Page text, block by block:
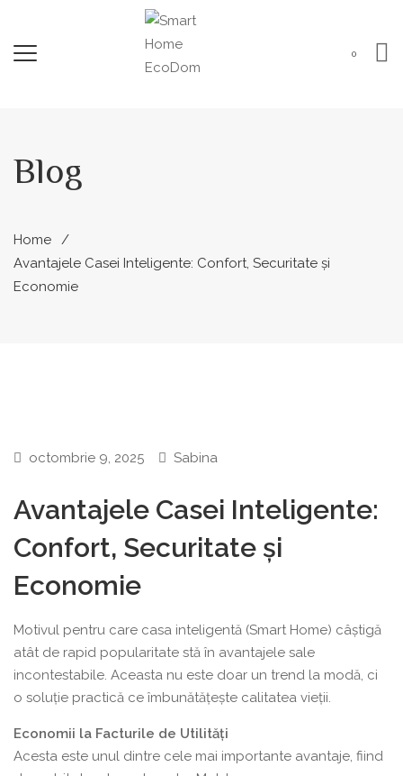
0
Blog
Home
Avantajele Casei Inteligente: Confort, Securitate și
Economie
octombrie 9, 2025 Sabina
Avantajele Casei Inteligente:
Confort, Securitate și
Economie
Motivul pentru care casa inteligentă (Smart Home) câștigă
atât de rapid popularitate stă în avantajele sale
incontestabile. Aceasta nu este doar un trend la modă, ci
o soluție practică ce îmbunătățește calitatea vieții.
Economii la Facturile de Utilități
Acesta este unul dintre cele mai importante avantaje, fiind